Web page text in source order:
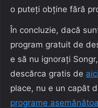
o puteți obține fără
În concluzie, dacă
program gratuit de
e să nu ignorați
descărca gratis de aici
place, nu e un capăt
programe